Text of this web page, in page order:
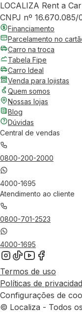
LOCALIZA Rent a
CNPJ nº 16.670.085/
Financiamento
Parcelamento no
Carro na troca
Tabela Fipe
Carro Ideal
Venda para lojistas
Quem somos
Nossas lojas
Blog
Dúvidas
Central de vendas
0800-200-2000
4000-1695
Atendimento ao cliente
0800-701-2523
4000-1695
Termos de uso
Políticas de
Configurações de
© Localiza - Todos